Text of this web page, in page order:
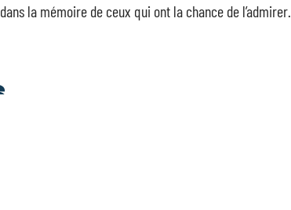
la mémoire de ceux qui ont la chance de l’admirer.